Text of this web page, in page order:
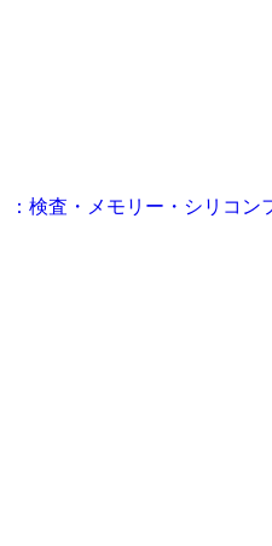
検査・メモリー・シリコン